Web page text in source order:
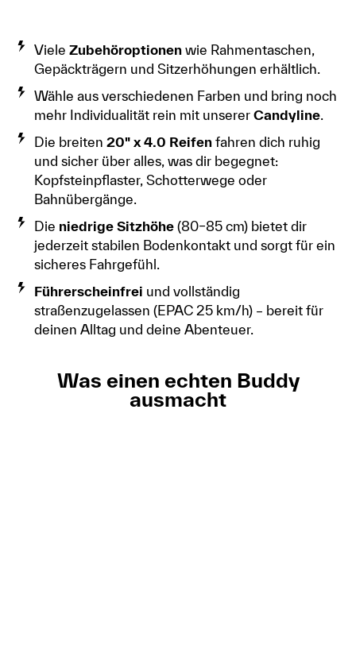
Viele Zubehöroptionenwie Rahmentaschen,
Gepäckträgern und Sitzerhöhungen erhältlich.
Wähle aus verschiedenen Farben und bring noch
mehr Individualität rein mit unserer Candyline.
Die breiten 20" x 4.0 Reifenfahren dich ruhig
und sicher über alles, was dir begegnet:
Kopfsteinpflaster, Schotterwege oder
Bahnübergänge.
Die niedrige Sitzhöhe(80–85 cm) bietet dir
jederzeit stabilen Bodenkontakt und sorgt für ein
sicheres Fahrgefühl.
Führerscheinfrei und vollständig
straßenzugelassen (EPAC 25 km/h) – bereit für
deinen Alltag und deine Abenteuer.
Was einen echten Buddy
ausmacht